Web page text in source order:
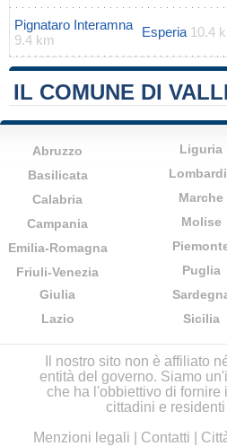
Pignataro Interamna
9.4 km
Esperia 10.4
IL COMUNE DI
Abruzzo
Basilicata
Calabria
Campania
Emilia-Romagna
Friuli-Venezia
Giulia
Lazio
Liguria
Marche
Molise
Puglia
Sicilia
Il nostro sito non è affiliato
entità del governo. Siamo
che ha l'obbiettivo di fornire
cittadini e
Menzioni legali
Contatti